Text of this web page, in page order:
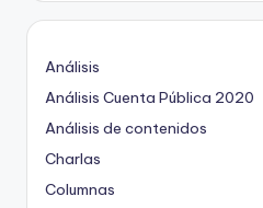
Análisis
Análisis Cuenta Pública 2020
Análisis de contenidos
Charlas
Columnas